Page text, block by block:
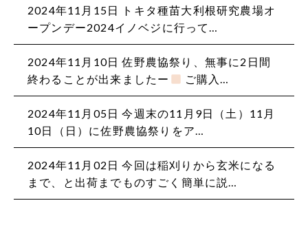
2024年11月15日
トキタ種苗大利根研究農場オ
ープンデー2024イノベジに行って…
2024年11月10日 佐野農協祭り、無事に2日間
終わることが出来ましたー
ご購入…
2024年11月05日 今週末の11月9日（土）11月
10日（日）に佐野農協祭りをア…
2024年11月02日 今回は稲刈りから玄米になる
まで、と出荷までものすごく簡単に説…